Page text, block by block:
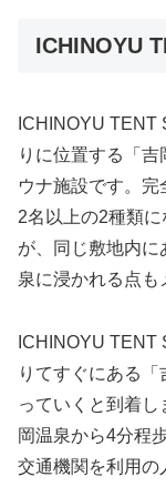
ICHINOYU
ICHINOYU TENT
りに位置する「
ウナ施設です。
2名以上の2種類
が、同じ敷地内に
泉に浸かれる点も
ICHINOYU TENT
りてすぐにある
っていくと到着
岡温泉から4分程
交通機関を利用の